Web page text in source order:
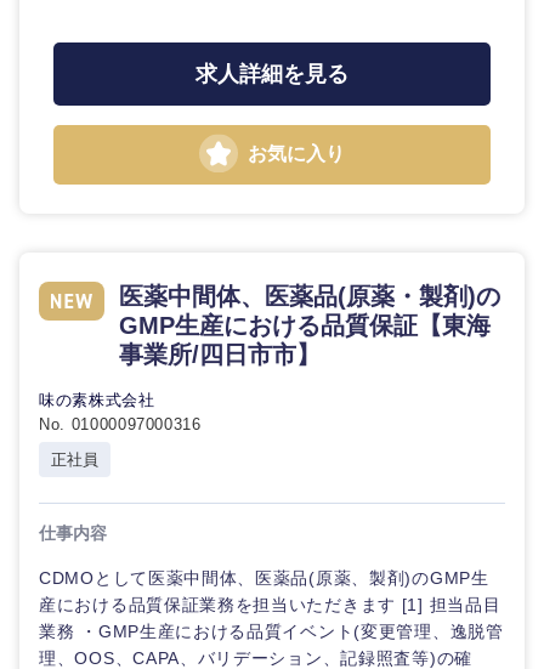
求人詳細を見る
お気に入り
医薬中間体、医薬品(原薬・製剤)の
GMP生産における品質保証【東海
事業所/四日市市】
味の素株式会社
No. 01000097000316
正社員
仕事内容
CDMOとして医薬中間体、医薬品(原薬、製剤)のGMP生
産における品質保証業務を担当いただきます [1] 担当品目
業務 ・GMP生産における品質イベント(変更管理、逸脱管
理、OOS、CAPA、バリデーション、記録照査等)の確